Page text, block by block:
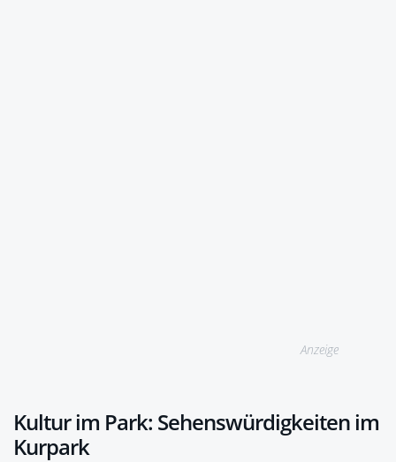
Anzeige
Kultur im Park: Sehenswürdigkeiten im
Kurpark